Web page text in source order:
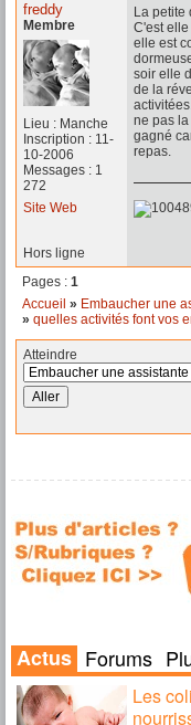
freddy
Membre
Lieu : Manche
Inscription : 11-
10-2006
Messages : 1
272
Site Web
La petite
C'est
elle est
soir elle
de la
ne pas
gagné
repas.
Hors ligne
Pages : 1
Accueil » Embaucher une
» quelles activités font vos
Atteindre